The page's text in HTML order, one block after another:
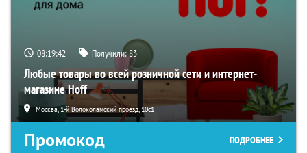
08:19:41 Получили:83
Любые товары во всей розничной сети и интернет-
магазине Hoff
Москва, 1-й Волоколамский проезд, 10с1
Промокод ПОДРОБНЕЕ